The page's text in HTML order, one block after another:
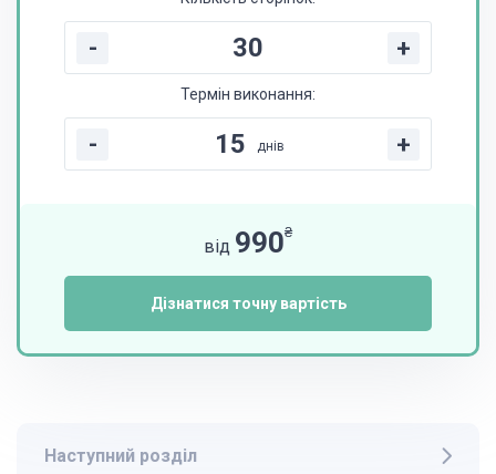
- +
Термін виконання:
- днів +
від 990₴
Дізнатися точну вартість
Наступний розділ